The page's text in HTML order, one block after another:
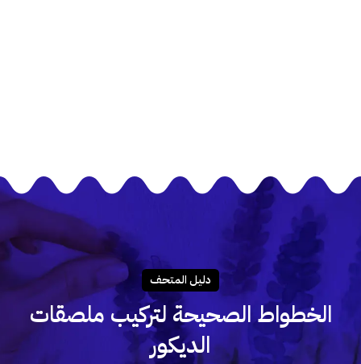
دليـل المتحـف
الخطواط الصحيحة لتركيب ملصقات
الديكور